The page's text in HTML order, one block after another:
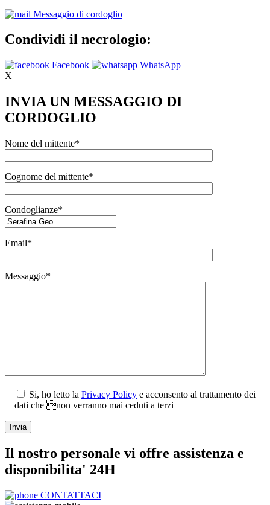
Messaggio di cordoglio
Condividi il necrologio:
Facebook
WhatsApp
X
INVIA UN MESSAGGIO DI
CORDOGLIO
Nome del mittente*
Cognome del mittente*
Condoglianze*
Email*
Messaggio*
Si, ho letto la Privacy Policy e acconsento al trattamento dei
dati che non verranno mai ceduti a terzi
Il nostro personale vi offre assistenza e
disponibilita' 24H
CONTATTACI